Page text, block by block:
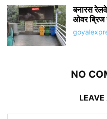
बनारस
ओवर ब्रिज
NO
LEAVE